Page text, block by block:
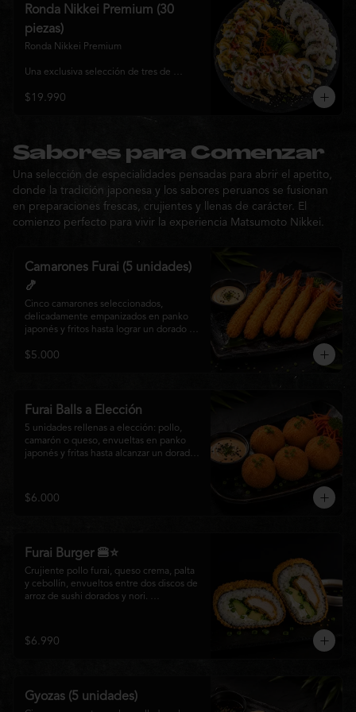
y sabor, ideal para compartir entre 3 y 4
Ronda Nikkei Premium (30
piezas)
Ronda Nikkei Premium
Una exclusiva selección de tres de
elaborados con ingredientes frescos y
pensada para compartir y descubrir la
esencia de Matsumoto Nikkei en cada
bocado.
$19.990
Sabores para Comenzar
Una selección de especialidades pensadas para abrir el apetito,
donde la tradición japonesa y los sabores peruanos se fusionan
en preparaciones frescas, crujientes y llenas de carácter. El
comienzo perfecto para vivir la experiencia Matsumoto Nikkei.
Camarones Furai (5 unidades)
🍤
Cinco camarones seleccionados,
delicadamente empanizados en panko
japonés y fritos hasta lograr un dorado
por dentro, acompañados de nuestra
nikkei.
$5.000
Furai Balls a Elección
5 unidades rellenas a elección: pollo,
camarón o queso, envueltas en panko
japonés y fritas hasta alcanzar un dorado
$6.000
Furai Burger 🍔⭐
Crujiente pollo furai, queso crema, palta
y cebollín, envueltos entre dos discos de
arroz de sushi dorados y nori.
tradición japonesa con el sabor nikkei en
cada bocado.
$6.990
Gyozas (5 unidades)